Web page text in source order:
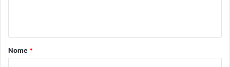
á
r
Nome *